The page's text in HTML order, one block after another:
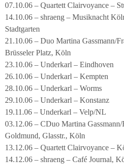
07.10.06 – Quartett Clairvoyance –
14.10.06 – shraeng – Musiknacht
Stadtgarten
21.10.06 – Duo Martina Gassmann/
Brüsseler Platz, Köln
23.10.06 – Underkarl – Eindhoven
26.10.06 – Underkarl – Kempten
28.10.06 – Underkarl – Worms
29.10.06 – Underkarl – Konstanz
19.11.06 – Underkarl – Velp/NL
03.12.06 – CDuo Martina
Goldmund, Glasstr., Köln
13.12.06 – Quartett Clairvoyance –
14.12.06 – shraeng – Café Journal,